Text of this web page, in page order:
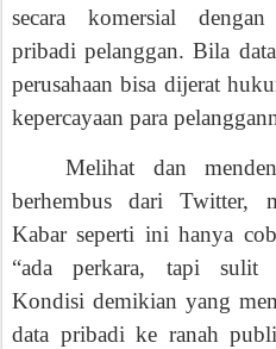
secara komersial
pribadi pelanggan. Bila
perusahaan bisa dijerat
kepercayaan para
Melihat dan
berhembus dari Twitter,
Kabar seperti ini hanya
“ada perkara, tapi sulit
Kondisi demikian yang
data pribadi ke ranah